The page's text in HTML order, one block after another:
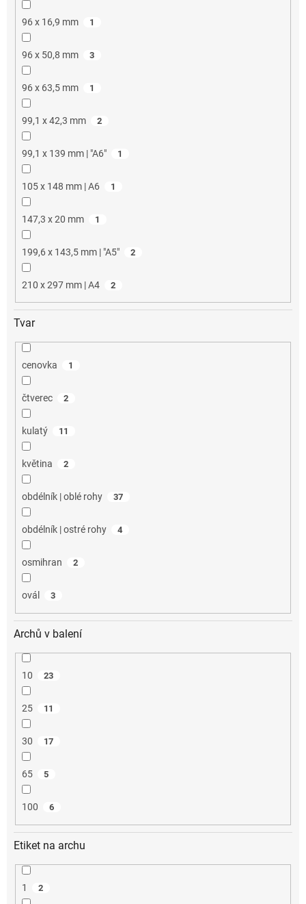
96 x 16,9 mm 1
96 x 50,8 mm 3
96 x 63,5 mm 1
99,1 x 42,3 mm 2
99,1 x 139 mm | "A6" 1
105 x 148 mm | A6 1
147,3 x 20 mm 1
199,6 x 143,5 mm | "A5" 2
210 x 297 mm | A4 2
Tvar
cenovka 1
čtverec 2
kulatý 11
květina 2
obdélník | oblé rohy 37
obdélník | ostré rohy 4
osmihran 2
ovál 3
Archů v balení
10 23
25 11
30 17
65 5
100 6
Etiket na archu
1 2